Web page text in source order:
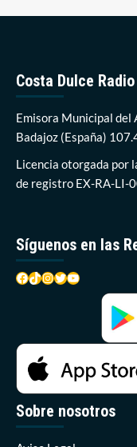
celebrará
mañana
Costa Dulce
Emisora Municipal del
Badajoz (España)
Licencia otorgada por
de registro EX-RA-LI-
Síguenos en las
Facebook
TikTok
Instagram
Twitter
YouTube
Sobre nosotros